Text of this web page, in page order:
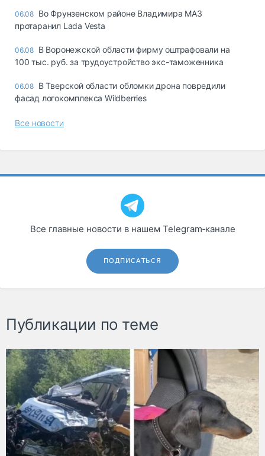
06.08 Во Фрунзенском районе Владимира МАЗ
протаранил Lada Vesta
06.08 В Воронежской области фирму оштрафовали на
100 тыс. руб. за трудоустройство экс-таможенника
06.08 В Тверской области обломки дрона повредили
фасад логокомплекса Wildberries
Все новости
Все главные новости в нашем Telegram‑канале
ПОДПИСАТЬСЯ
Публикации по теме